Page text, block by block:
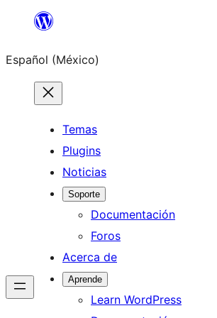
Saltar
contenido
Español (México)
Temas
Plugins
Noticias
Soporte
Documentación
Foros
Acerca de
Aprende
Learn WordPress